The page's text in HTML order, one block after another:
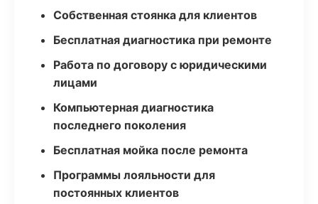
Собственная стоянка для клиентов
Бесплатная диагностика при ремонте
Работа по договору с юридическими
лицами
Компьютерная диагностика
последнего поколения
Бесплатная мойка после ремонта
Программы лояльности для
постоянных клиентов